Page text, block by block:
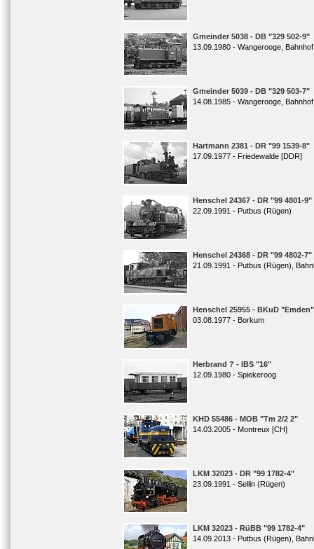
Gmeinder 5038 - DB "329 502-9"
13.09.1980 - Wangerooge, Bahnhof
Gmeinder 5039 - DB "329 503-7"
14.08.1985 - Wangerooge, Bahnhof
Hartmann 2381 - DR "99 1539-8"
17.09.1977 - Friedewalde [DDR]
Henschel 24367 - DR "99 4801-9"
22.09.1991 - Putbus (Rügen)
Henschel 24368 - DR "99 4802-7"
21.09.1991 - Putbus (Rügen),
Henschel 25955 - BKuD "Emden"
03.08.1977 - Borkum
Herbrand ? - IBS "16"
12.09.1980 - Spiekeroog
KHD 55486 - MOB "Tm 2/2 2"
14.03.2005 - Montreux [CH]
LKM 32023 - DR "99 1782-4"
23.09.1991 - Sellin (Rügen)
LKM 32023 - RüBB "99 1782-4"
14.09.2013 - Putbus (Rügen),